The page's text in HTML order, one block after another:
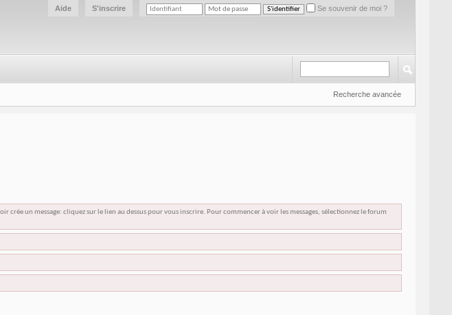
Se souvenir de moi ?
S'inscrire
Aide
Recherche avancée
crée un message: cliquez sur le lien au dessus pour vous inscrire. Pour commencer à voir les messages, sélectionnez le forum